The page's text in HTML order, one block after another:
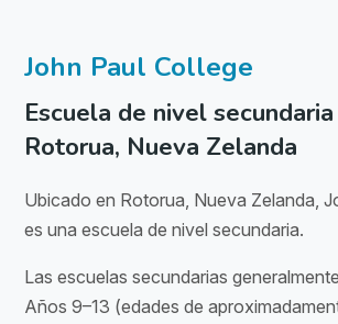
John Paul College
Escuela de nivel
Rotorua, Nueva Zelanda
Ubicado en Rotorua, Nueva Zelanda,
es una escuela de nivel secundaria.
Las escuelas secundarias
Años 9–13 (edades de